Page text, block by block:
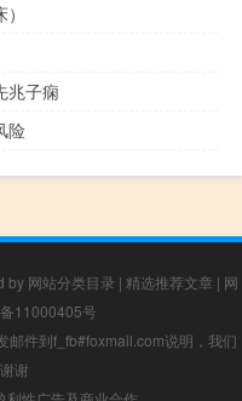
兆子痫
险
by 网站分类目录 | 精选推荐文章 | 网
11000405号
邮件到f_fb#foxmail.com说明，我们
谢